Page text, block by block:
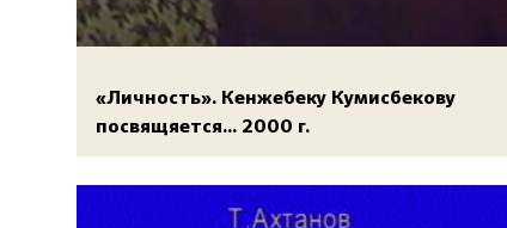
«Личность». Кенжебеку Кумисбекову
посвящяется... 2000 г.